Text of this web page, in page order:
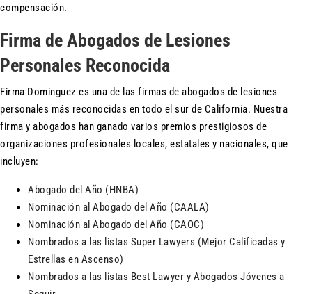
compensación.
Firma de Abogados de Lesiones
Personales Reconocida
Firma Dominguez es una de las firmas de abogados de lesiones
personales más reconocidas en todo el sur de California. Nuestra
firma y abogados han ganado varios premios prestigiosos de
organizaciones profesionales locales, estatales y nacionales, que
incluyen:
Abogado del Año (HNBA)
Nominación al Abogado del Año (CAALA)
Nominación al Abogado del Año (CAOC)
Nombrados a las listas Super Lawyers (Mejor Calificadas y
Estrellas en Ascenso)
Nombrados a las listas Best Lawyer y Abogados Jóvenes a